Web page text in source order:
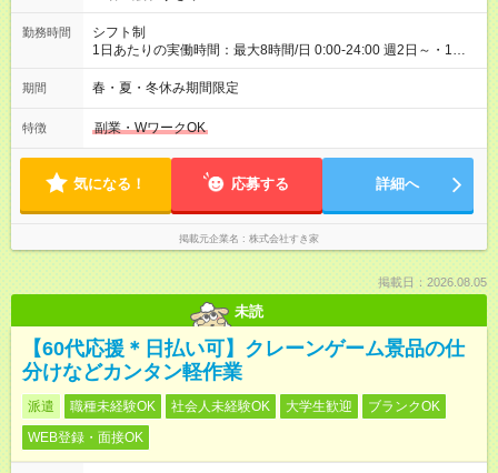
勤務時間
シフト制
1日あたりの実働時間：最大8時間/日 0:00-24:00 週2日～・1日
2h～OK ＜シフト例＞ 〇朝帯 5:00-9:00 〇昼帯 9:00-14:00 〇午
後帯 14:00-18:00 〇夜帯 18:00-22:00 〇深夜帯 22:00-翌5:00 基
ます♪
期間 春・夏・冬休み期間限定
特徴 副業・WワークOK
気になる！ 応募する 詳細へ
掲載元企業名 株式会社すき家
掲載日：2026.08.05
未読
【60代応援＊日払い可】クレーンゲーム景品の仕
分けなどカンタン軽作業
派遣 職種未経験OK 社会人未経験OK 大学生歓迎
ブランクOK
WEB登録・面接OK